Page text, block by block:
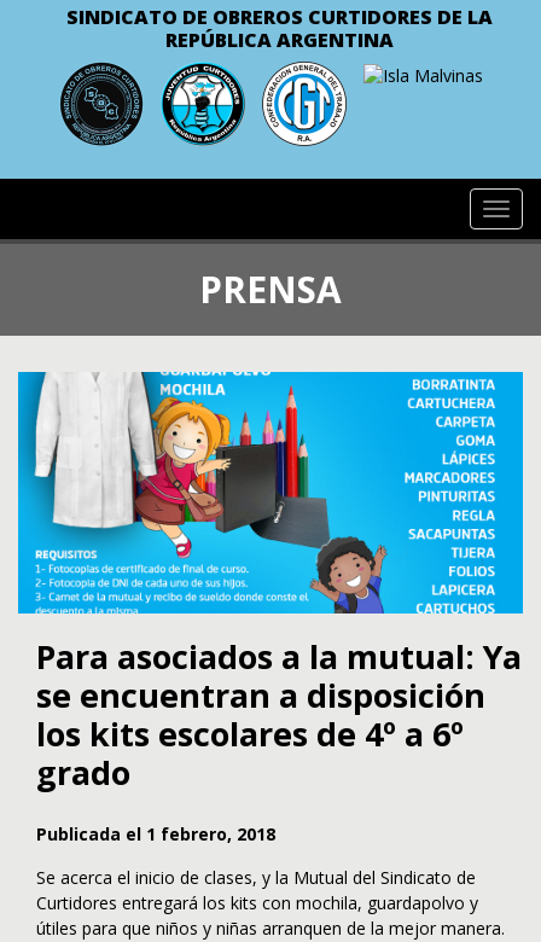
SINDICATO DE OBREROS CURTIDORES DE LA
REPÚBLICA ARGENTINA
PRENSA
Para asociados a la mutual: Ya
se encuentran a disposición
los kits escolares de 4º a 6º
grado
Publicada el 1 febrero, 2018
Se acerca el inicio de clases, y la Mutual del Sindicato de
Curtidores entregará los kits con mochila, guardapolvo y
útiles para que niños y niñas arranquen de la mejor manera.